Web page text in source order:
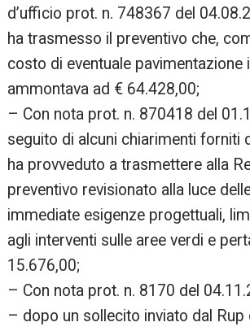
d’ufficio prot. n. 748367 del
ha trasmesso il preventivo che,
costo di eventuale pavimentazione
ammontava ad € 64.428,00;
– Con nota prot. n. 870418 del
seguito di alcuni chiarimenti forniti
ha provveduto a trasmettere alla
preventivo revisionato alla luce
immediate esigenze progettuali,
agli interventi sulle aree verdi e
15.676,00;
– Con nota prot. n. 8170 del
– dopo un sollecito inviato dal Rup